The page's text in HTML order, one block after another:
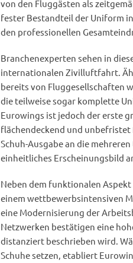
von den Fluggästen als
fester Bestandteil der Uniform
den professionellen
Branchenexperten sehen in
internationalen Zivilluftfahrt.
bereits von Fluggesellschaften
die teilweise sogar komplette
Eurowings ist jedoch der erste
flächendeckend und
Schuh-Ausgabe an die
einheitliches Erscheinungsbild
Neben dem funktionalen
einem wettbewerbsintensiven
eine Modernisierung der
Netzwerken bestätigen eine
distanziert beschrieben wird.
Schuhe setzen, etabliert